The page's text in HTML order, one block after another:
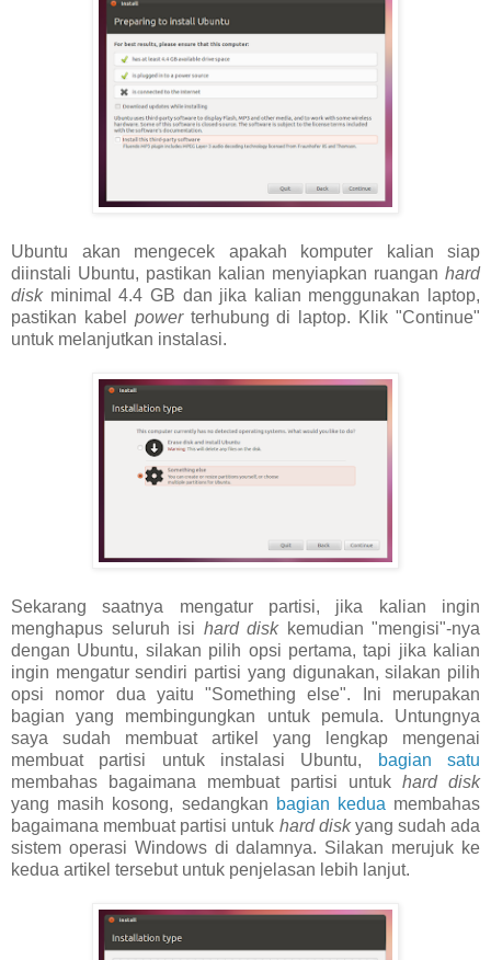
Ubuntu akan mengecek apakah komputer kalian siap
diinstali Ubuntu, pastikan kalian menyiapkan ruangan hard
diskminimal 4.4 GB dan jika kalian menggunakan laptop,
pastikan kabel powerterhubung di laptop. Klik "Continue"
untuk melanjutkan instalasi.
Sekarang saatnya mengatur partisi, jika kalian ingin
menghapus seluruh isi hard diskkemudian "mengisi"-nya
dengan Ubuntu, silakan pilih opsi pertama, tapi jika kalian
ingin mengatur sendiri partisi yang digunakan, silakan pilih
opsi nomor dua yaitu "Something else". Ini merupakan
bagian yang membingungkan untuk pemula. Untungnya
saya sudah membuat artikel yang lengkap mengenai
membuat partisi untuk instalasi Ubuntu,
bagian satu
membahas bagaimana membuat partisi untuk hard disk
yang masih kosong, sedangkan bagian kedua membahas
bagaimana membuat partisi untuk hard diskyang sudah ada
sistem operasi Windows di dalamnya. Silakan merujuk ke
kedua artikel tersebut untuk penjelasan lebih lanjut.